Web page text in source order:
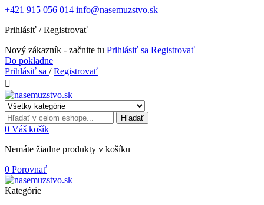
+421 915 056 014 info@nasemuzstvo.sk
Prihlásiť / Registrovať
Nový zákazník - začnite tu Prihlásiť sa Registrovať
Do pokladne
Prihlásiť sa /Registrovať

Hľadať
0 Váš košík
Nemáte žiadne produkty v košíku
0 Porovnať
Kategórie